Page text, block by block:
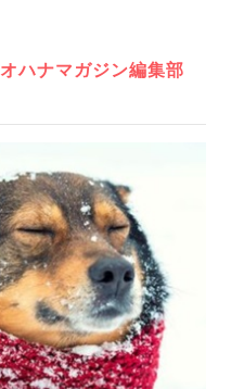
オハナマガジン編集部